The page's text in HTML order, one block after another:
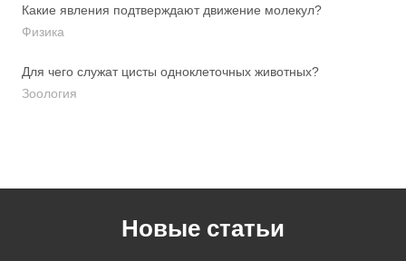
Какие явления подтверждают движение молекул?
Физика
Для чего служат цисты одноклеточных животных?
Зоология
Новые статьи